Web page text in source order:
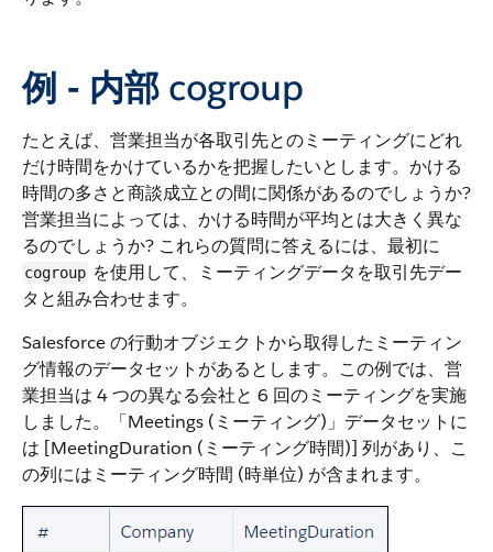
例 - 内部 cogroup
たとえば、営業担当が各取引先とのミーティングにどれ
だけ時間をかけているかを把握したいとします。かける
時間の多さと商談成立との間に関係があるのでしょうか?
営業担当によっては、かける時間が平均とは大きく異な
るのでしょうか? これらの質問に答えるには、最初に
cogroup を使用して、ミーティングデータを取引先デー
タと組み合わせます。
Salesforce の行動オブジェクトから取得したミーティン
グ情報のデータセットがあるとします。この例では、営
業担当は 4 つの異なる会社と 6 回のミーティングを実施
しました。「Meetings (ミーティング)」データセットに
は [MeetingDuration (ミーティング時間)] 列があり、こ
の列にはミーティング時間 (時単位) が含まれます。